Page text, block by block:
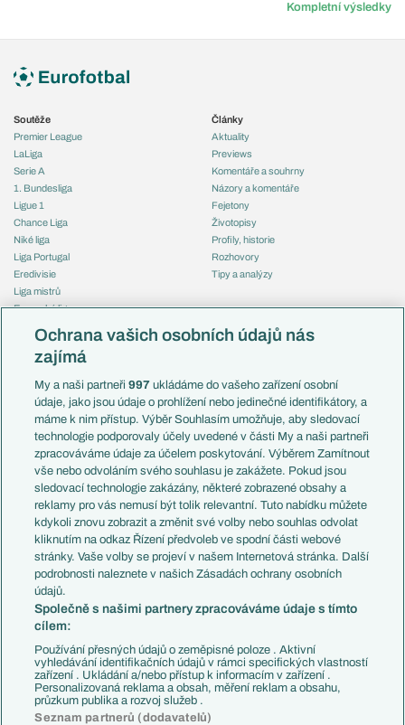
Kompletní výsledky
Soutěže
Premier League
LaLiga
Serie A
1. Bundesliga
Ligue 1
Chance Liga
Niké liga
Liga Portugal
Eredivisie
Liga mistrů
Evropská liga
Mistrovství světa
Liga národů
Témata
Představení týmů MS
EuroSkauting
PL v kostce
Evropské koeficienty
Přestupy
Přestupové spekulace
Zranění
Kluby
Arsenal FC
Chelsea FC
Manchester United
AC Milán
Juventus FC
Bayern Mnichov
FC Barcelona
Real Madrid
Články
Aktuality
Previews
Komentáře a souhrny
Názory a komentáře
Fejetony
Životopisy
Profily, historie
Rozhovory
Tipy a analýzy
Česko
Francie
Itálie
Německo
Španělsko
Argentina
Brazílie
Přestupy
Zápasy
Livescore
Tipovací soutěž
Ochrana vašich osobních údajů nás
zajímá
My a naši partneři997 ukládáme do vašeho zařízení osobní
údaje, jako jsou údaje o prohlížení nebo jedinečné identifikátory, a
máme k nim přístup. Výběr Souhlasím umožňuje, aby sledovací
technologie podporovaly účely uvedené v části My a naši partneři
zpracováváme údaje za účelem poskytování. Výběrem Zamítnout
vše nebo odvoláním svého souhlasu je zakážete. Pokud jsou
sledovací technologie zakázány, některé zobrazené obsahy a
reklamy pro vás nemusí být tolik relevantní. Tuto nabídku můžete
kdykoli znovu zobrazit a změnit své volby nebo souhlas odvolat
kliknutím na odkaz Řízení předvoleb ve spodní části webové
stránky. Vaše volby se projeví v našem Internetová stránka. Další
podrobnosti naleznete v našich Zásadách ochrany osobních
údajů.
Společně s našimi partnery zpracováváme údaje s tímto
cílem:
Používání přesných údajů o zeměpisné poloze . Aktivní
vyhledávání identifikačních údajů v rámci specifických vlastností
zařízení . Ukládání a/nebo přístup k informacím v zařízení .
Personalizovaná reklama a obsah, měření reklam a obsahu,
průzkum publika a rozvoj služeb .
Seznam partnerů (dodavatelů)